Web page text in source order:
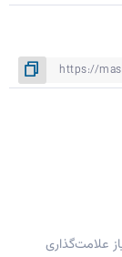
علامت‌گذاری